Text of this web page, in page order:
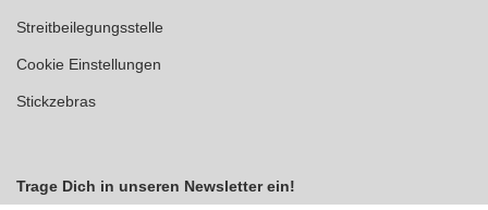
Streitbeilegungsstelle
Cookie Einstellungen
Stickzebras
Trage Dich in unseren Newsletter ein!